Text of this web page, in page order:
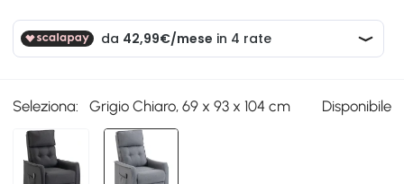
Seleziona: Grigio Chiaro, 69 x 93 x 104 cm Disponibile